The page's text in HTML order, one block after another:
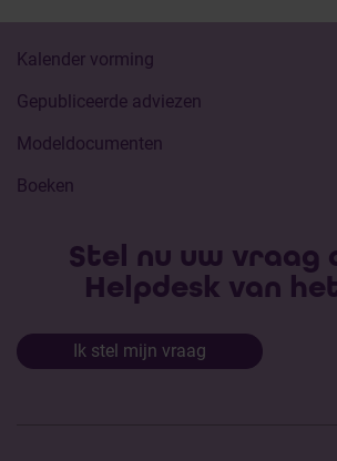
Kalender vorming
Gepubliceerde adviezen
Modeldocumenten
Boeken
Stel nu uw vraag
Helpdesk van
Ik stel mijn vraag